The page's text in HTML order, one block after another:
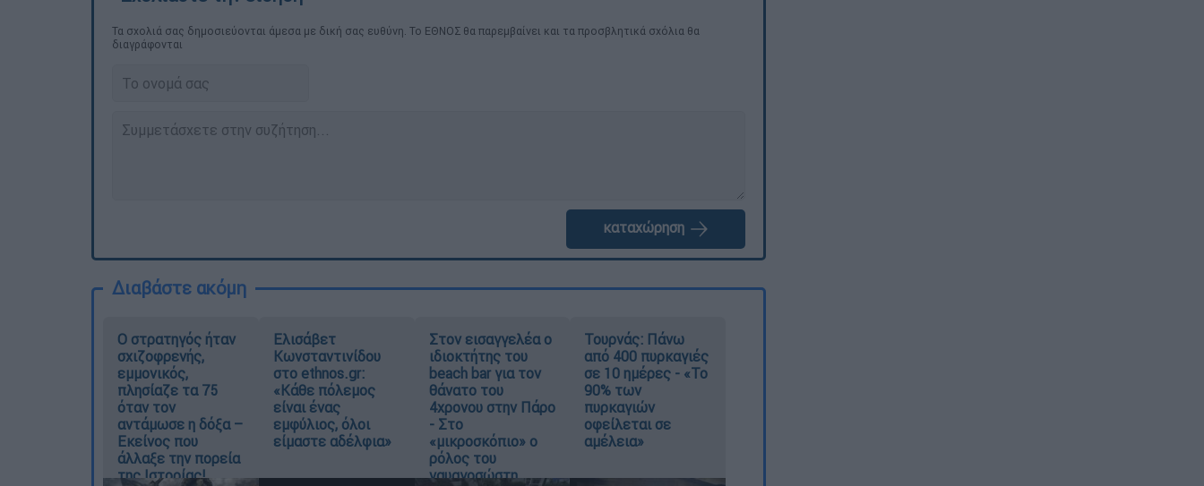
Τα σχολιά σας δημοσιεύονται άμεσα με δική σας ευθύνη. Το ΕΘΝΟΣ θα παρεμβαίνει και τα προσβλητικά σχόλια θα
διαγράφονται
καταχώρηση
Διαβάστε ακόμη
O στρατηγός ήταν
σχιζοφρενής,
εμμονικός,
πλησίαζε τα 75
όταν τον
αντάμωσε η δόξα –
Εκείνος που
άλλαξε την πορεία
της Ιστορίας!
Ελισάβετ
Κωνσταντινίδου
στο ethnos.gr:
«Κάθε πόλεμος
είναι ένας
εμφύλιος, όλοι
είμαστε αδέλφια»
Στον εισαγγελέα ο
ιδιοκτήτης του
beach bar για τον
θάνατο του
4χρονου στην Πάρο
- Στο
«μικροσκόπιο» ο
ρόλος του
ναυαγοσώστη
Τουρνάς: Πάνω
από 400 πυρκαγιές
σε 10 ημέρες - «Το
90% των
πυρκαγιών
οφείλεται σε
αμέλεια»